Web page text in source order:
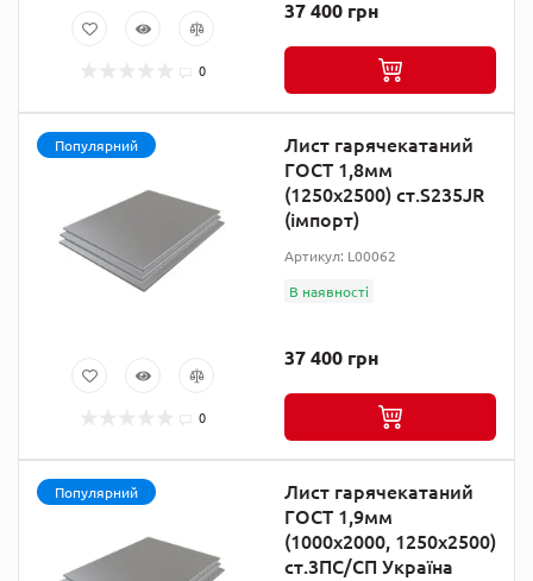
0
37 400 грн
Популярний
0
Лист гарячекатаний
ГОСТ 1,8мм
(1250х2500) ст.S235JR
(імпорт)
Артикул: L00062
В наявності
37 400 грн
Популярний
Лист гарячекатаний
ГОСТ 1,9мм
(1000х2000, 1250х2500)
ст.3ПС/СП Україна